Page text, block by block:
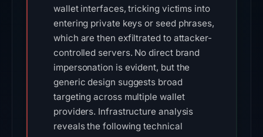
wallet interfaces, tricking victims into
entering private keys or seed phrases,
which are then exfiltrated to attacker-
controlled servers. No direct brand
impersonation is evident, but the
generic design suggests broad
targeting across multiple wallet
providers. Infrastructure analysis
reveals the following technical